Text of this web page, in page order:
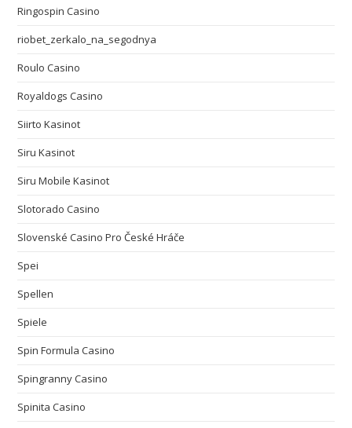
Ringospin Casino
riobet_zerkalo_na_segodnya
Roulo Casino
Royaldogs Casino
Siirto Kasinot
Siru Kasinot
Siru Mobile Kasinot
Slotorado Casino
Slovenské Casino Pro České Hráče
Spei
Spellen
Spiele
Spin Formula Casino
Spingranny Casino
Spinita Casino